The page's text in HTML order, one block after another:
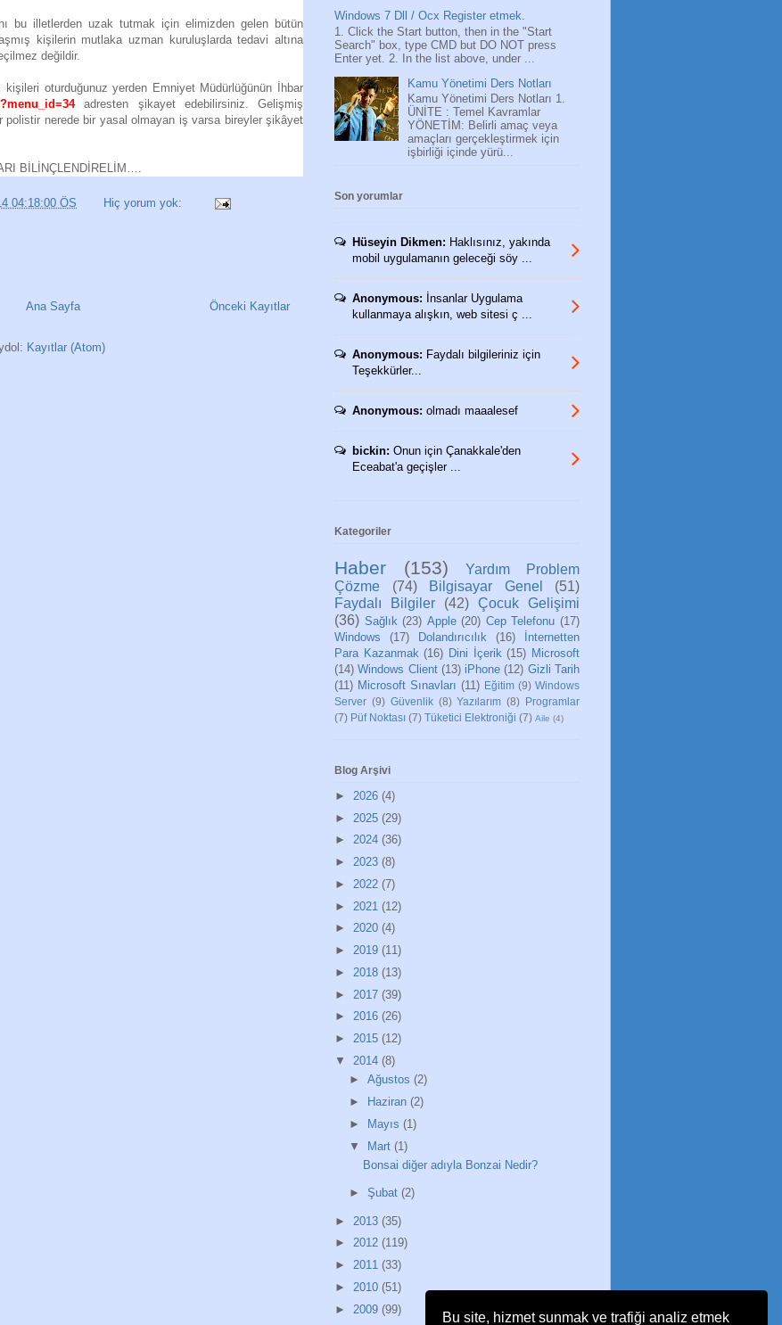
Bu site, hizmet sunmak ve trafiği analiz etmek
bu illetlerden uzak tutmak için elimizden gelen bütün
kişilerin mutlaka uzman kuruluşlarda tedavi altına
değildir.
kişileri oturduğunuz yerden Emniyet Müdürlüğünün İhbar
adresten şikayet edebilirsiniz. Gelişmiş
nerede bir yasal olmayan iş varsa bireyler şikâyet
BİLİNÇLENDİRELİM….
04:18:00 ÖS Hiç yorum yok:
Önceki Kayıtlar
Ana Sayfa
Kayıtlar (Atom)
Windows 7 Dll / Ocx Register etmek.
1. Click the Start button, then in the "Start
Search" box, type CMD but DO NOT press
Enter yet. 2. In the list above, under ...
Kamu Yönetimi Ders Notları
Kamu Yönetimi Ders Notları 1.
ÜNİTE : Temel Kavramlar
YÖNETİM: Belirli amaç veya
amaçları gerçekleştirmek için
işbirliği içinde yürü...
Son yorumlar
Hüseyin Dikmen: Haklısınız, yakında
mobil uygulamanın geleceği söy ...
Anonymous: İnsanlar Uygulama
kullanmaya alışkın, web sitesi ç ...
Anonymous: Faydalı bilgileriniz için
Teşekkürler...
Anonymous: olmadı maaalesef
bickin: Onun için Çanakkale'den
Eceabat'a geçişler ...
Kategoriler
Haber (153)
Yardım Problem
Çözme
(74) Bilgisayar Genel
(51)
Faydalı Bilgiler
(42) Çocuk Gelişimi
(36) Sağlık (23) Apple (20) Cep Telefonu (17)
Windows
(17) Dolandırıcılık (16)
İnternetten
Para Kazanmak (16) Dini İçerik (15) Microsoft
(14) Windows Client (13) iPhone (12) Gizli Tarih
(11) Microsoft Sınavları (11) Eğitim (9) Windows
Server (9) Güvenlik (8) Yazılarım (8)
Programlar
(7) Püf Noktası (7) Tüketici Elektroniği (7) Aile (4)
Blog Arşivi
► 2026 (4)
► 2025 (29)
► 2024 (36)
► 2023 (8)
► 2022 (7)
► 2021 (12)
► 2020 (4)
► 2019 (11)
► 2018 (13)
► 2017 (39)
► 2016 (26)
► 2015 (12)
▼ 2014 (8)
► Ağustos (2)
►
Haziran (2)
►
Mayıs (1)
▼ Mart (1)
Bonsai diğer adıyla Bonzai Nedir?
► Şubat (2)
► 2013 (35)
► 2012 (119)
► 2011 (33)
► 2010 (51)
► 2009 (99)